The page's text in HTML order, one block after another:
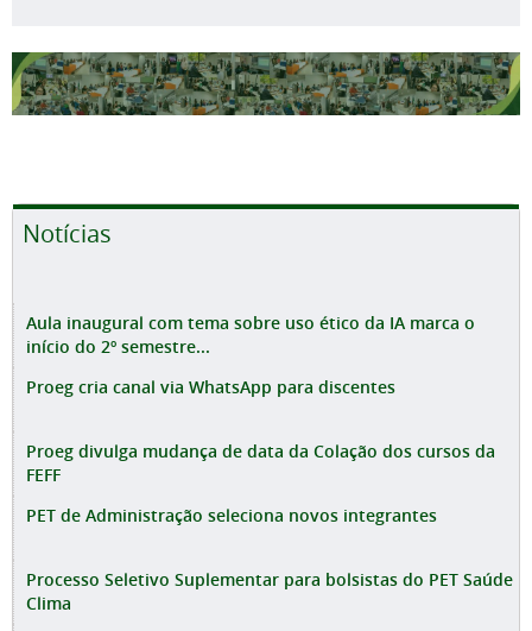
Notícias
Aula inaugural com tema sobre uso ético da IA marca o
início do 2º semestre...
Proeg cria canal via WhatsApp para discentes
Proeg divulga mudança de data da Colação dos cursos da
FEFF
PET de Administração seleciona novos integrantes
Processo Seletivo Suplementar para bolsistas do PET Saúde
Clima